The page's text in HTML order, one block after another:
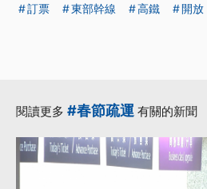
訂票
東部幹線 高鐵 開放
閱讀更多 #春節疏運 有關的新聞